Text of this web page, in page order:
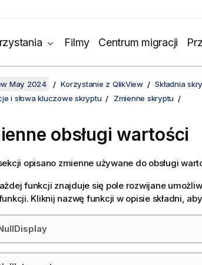
Filmy Centrum migracji
May 2024 Korzystanie z QlikView
Składnia
i słowa kluczowe skryptu
Zmienne skryptu
obsługi wartości
opisano zmienne używane do obsługi
funkcji znajduje się pole rozwijane
Kliknij nazwę funkcji w opisie składni,